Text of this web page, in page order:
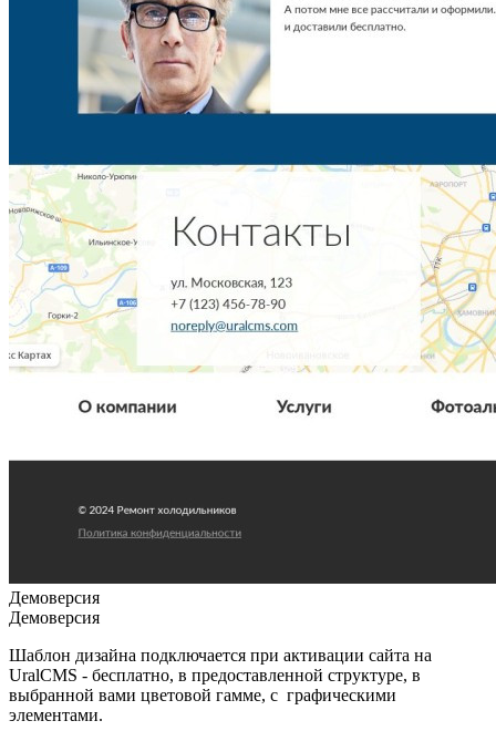
Демоверсия
Демоверсия
Шаблон дизайна подключается при активации сайта на
UralCMS - бесплатно, в предоставленной структуре, в
выбранной вами цветовой гамме, с графическими
элементами.